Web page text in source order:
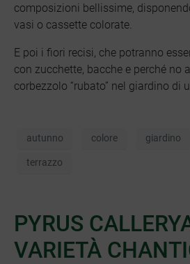
composizioni bellissime,
vasi o cassette colorate.
E poi i fiori recisi, che potranno
con zucchette, bacche e perché no
corbezzolo “rubato” nel giardino di
autunno colore giardino
terrazzo
PYRUS
VARIETÀ